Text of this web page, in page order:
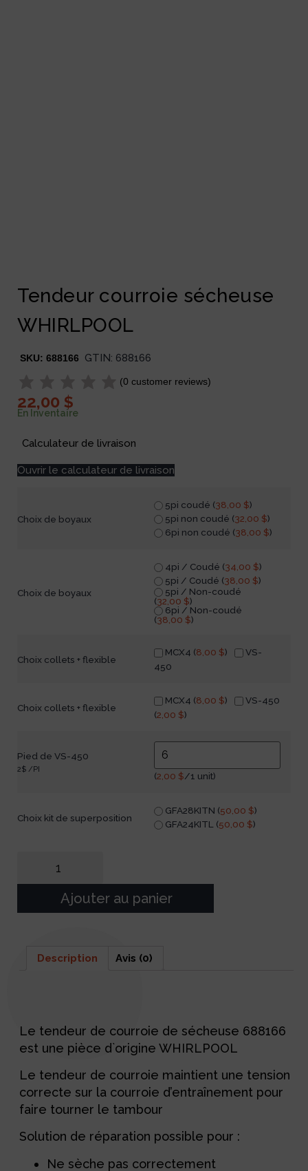
Tendeur courroie sécheuse
WHIRLPOOL
SKU: 688166 GTIN: 688166
(0 customer reviews)
22,00 $
En Inventaire
Calculateur de livraison
Ouvrir le calculateur de livraison
Choix de boyaux
5pi coudé (38,00 $)
5pi non coudé (32,00 $)
6pi non coudé (38,00 $)
Choix de boyaux
4pi / Coudé (34,00 $)
5pi / Coudé (38,00 $)
5pi / Non-coudé
(32,00 $)
6pi / Non-coudé
(38,00 $)
Choix collets + flexible
MCX4 (8,00 $)
VS-
450
Choix collets + flexible
MCX4 (8,00 $)
VS-450
(2,00 $)
Pied de VS-450
2$ /PI
(2,00 $/1 unit)
Choix kit de superposition
GFA28KITN (50,00 $)
GFA24KITL (50,00 $)
Ajouter au panier
Description Avis (0)
Le tendeur de courroie de sécheuse 688166
est une pièce d`origine WHIRLPOOL
Le tendeur de courroie maintient une tension
correcte sur la courroie d’entraînement pour
faire tourner le tambour
Solution de réparation possible pour :
Ne sèche pas correctement